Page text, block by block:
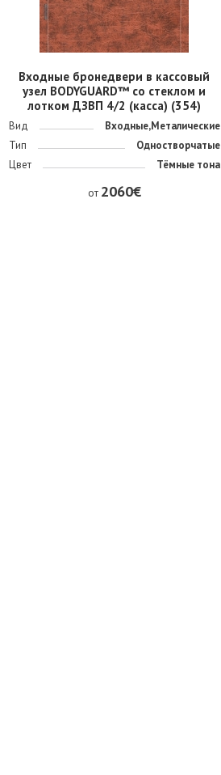
Входные бронедвери в кассовый
узел BODYGUARD™ со стеклом и
лотком ДЗВП 4/2 (касса) (354)
Вид
Входные,Металические
Тип
Одностворчатые
Цвет
Тёмные тона
от 2060€